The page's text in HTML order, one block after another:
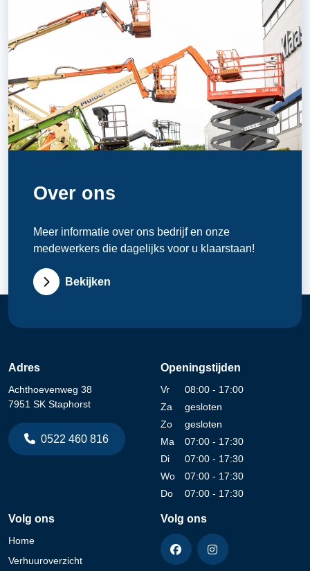
Over ons
Meer informatie over ons bedrijf en onze
medewerkers die dagelijks voor u klaarstaan!
Bekijken
Adres
Achthoevenweg 38
7951 SK Staphorst
0522 460 816
Openingstijden
Vr
08:00 - 17:00
Za
gesloten
Zo
gesloten
Ma
07:00 - 17:30
Di
07:00 - 17:30
Wo
07:00 - 17:30
Do
07:00 - 17:30
Volg ons
Home
Verhuuroverzicht
Volg ons